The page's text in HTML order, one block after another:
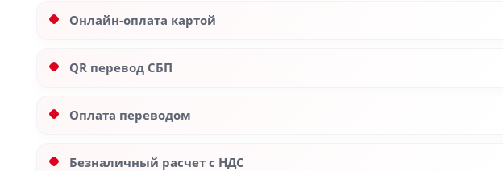
Онлайн-оплата картой
QR перевод СБП
Оплата переводом
Безналичный расчет с НДС